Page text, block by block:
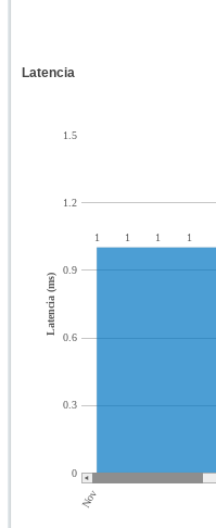
Latencia
Nov
0
0.3
0.6
0.9
1.2
1.5
Latencia (ms)
1 1 1 1